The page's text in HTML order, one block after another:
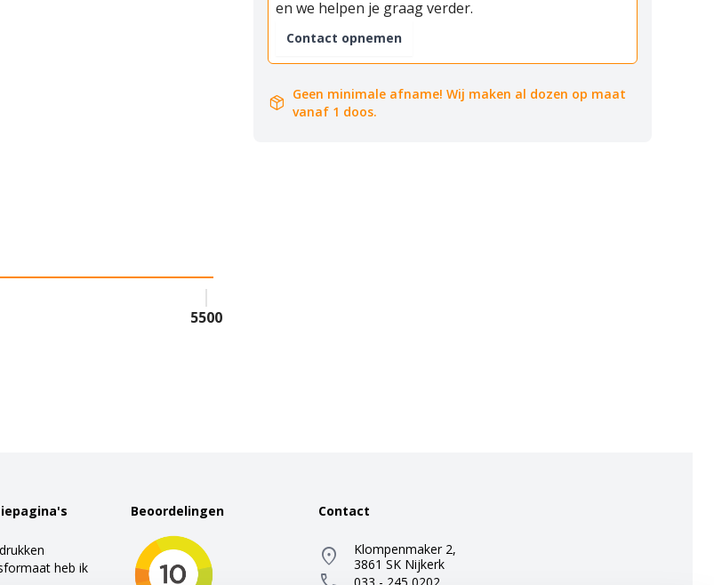
5500
en we helpen je graag verder.
Contact opnemen
package_2 Geen minimale afname! Wij maken al dozen op maat
vanaf 1 doos.
heb ik
Beoordelingen Contact
location_on
Klompenmaker 2,
3861 SK Nijkerk